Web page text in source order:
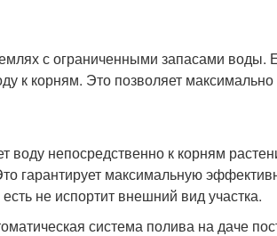
с ограниченными запасами воды.
к корням. Это позволяет
воду непосредственно к корням
гарантирует максимальную
не испортит внешний вид участка.
система полива на даче